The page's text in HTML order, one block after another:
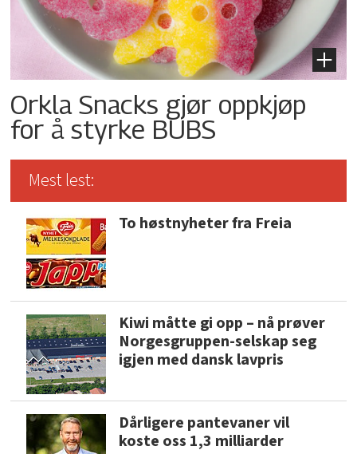
Orkla Snacks gjør oppkjøp
for å styrke BUBS
Mest lest:
To høstnyheter fra Freia
Kiwi måtte gi opp – nå prøver
Norgesgruppen-selskap seg
igjen med dansk lavpris
Dårligere pantevaner vil
koste oss 1,3 milliarder